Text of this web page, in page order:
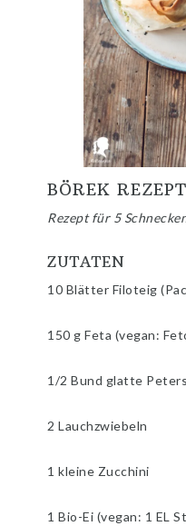
BÖREK REZEPT
Rezept für 5
ZUTATEN
10 Blätter Filoteig
150 g Feta (vegan:
1/2 Bund glatte
2 Lauchzwiebeln
1 kleine Zucchini
1 Bio-Ei (vegan: 1 EL